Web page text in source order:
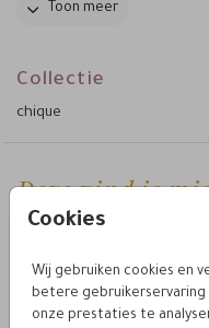
Cookies
Wij gebruiken cookies en
betere
onze prestaties te
helpen je graag verder
Toon meer
Collectie
chique
Deze vind je
avond